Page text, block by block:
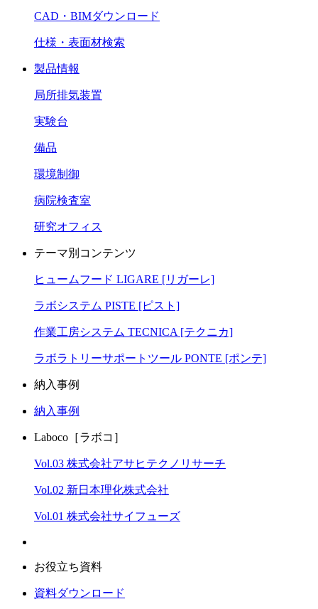
CAD・BIMダウンロード
仕様・表面材検索
製品情報
局所排気装置
実験台
備品
環境制御
病院検査室
研究オフィス
テーマ別コンテンツ
ヒュームフード LIGARE [リガーレ]
ラボシステム PISTE [ピスト]
作業工房システム TECNICA [テクニカ]
ラボラトリーサポートツール PONTE [ポンテ]
納入事例
納入事例
Laboco［ラボコ］
Vol.03 株式会社アサヒテクノリサーチ
Vol.02 新日本理化株式会社
Vol.01 株式会社サイフューズ
お役立ち資料
資料ダウンロード